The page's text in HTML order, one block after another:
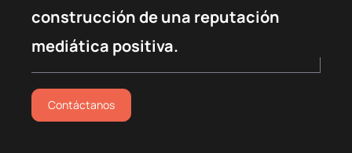
construcción de una reputación
mediática positiva.
Contáctanos